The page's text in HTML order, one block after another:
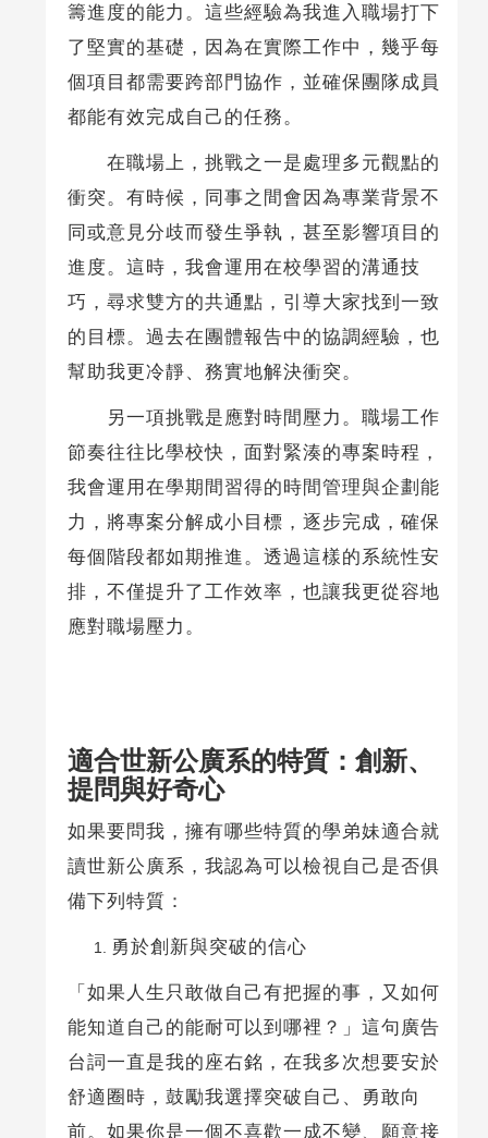
籌進度的能力。這些經驗為我進入職場打下
了堅實的基礎，因為在實際工作中，幾乎每
個項目都需要跨部門協作，並確保團隊成員
都能有效完成自己的任務。
在職場上，挑戰之一是處理多元觀點的
衝突。有時候，同事之間會因為專業背景不
同或意見分歧而發生爭執，甚至影響項目的
進度。這時，我會運用在校學習的溝通技
巧，尋求雙方的共通點，引導大家找到一致
的目標。過去在團體報告中的協調經驗，也
幫助我更冷靜、務實地解決衝突。
另一項挑戰是應對時間壓力。職場工作
節奏往往比學校快，面對緊湊的專案時程，
我會運用在學期間習得的時間管理與企劃能
力，將專案分解成小目標，逐步完成，確保
每個階段都如期推進。透過這樣的系統性安
排，不僅提升了工作效率，也讓我更從容地
應對職場壓力。
適合世新公廣系的特質：創新、
提問與好奇心
如果要問我，擁有哪些特質的學弟妹適合就
讀世新公廣系，我認為可以檢視自己是否俱
備下列特質：
勇於創新與突破的信心
「如果人生只敢做自己有把握的事，又如何
能知道自己的能耐可以到哪裡？」這句廣告
台詞一直是我的座右銘，在我多次想要安於
舒適圈時，鼓勵我選擇突破自己、勇敢向
前。如果你是一個不喜歡一成不變、願意接